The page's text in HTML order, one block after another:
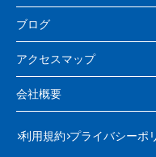
ブログ
アクセスマップ
会社概要
利用規約 プライバシーポ